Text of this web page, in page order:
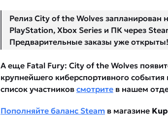
Релиз City of the Wolves запланирован
PlayStation, Xbox Series и ПК через
Предварительные заказы уже открыты!
А еще Fatal Fury: City of the Wolves
крупнейшего киберспортивного
список участников смотрите в нашем
Пополняйте баланс Steam в магазине